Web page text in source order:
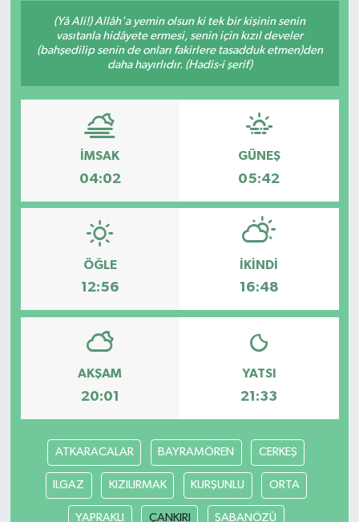
(Yâ Ali!) Allâh'a yemin olsun ki tek bir kişinin senin
vasıtanla hidâyete ermesi, senin için kızıl develer
(bahşedilip senin de onları fakirlere tasadduk etmen)den
daha hayırlıdır. (Hadis-i şerif)
İMSAK
04:02
GÜNEŞ
05:42
ÖĞLE
12:56
İKINDI
16:48
AKŞAM
20:01
YATSI
21:33
ATKARACALAR BAYRAMÖREN CERKEŞ
ILGAZ KIZILIRMAK KURŞUNLU ORTA
YAPRAKLI ÇANKIRI ŞABANÖZÜ
GÜNDEM
HABERDE İNSAN
KÜLTÜR-SANAT
MAGAZİN
ÖZEL HABER
SAĞLIK
SİYASET
TEKNOLOJİ
YAŞAM